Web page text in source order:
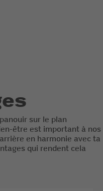
sur le plan
être est important à nos
en harmonie avec ta
qui rendent cela